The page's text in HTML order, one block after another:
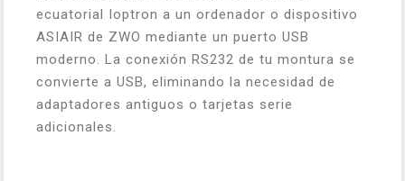
ecuatorial Ioptron a un ordenador o dispositivo
ASIAIR de ZWO mediante un puerto USB
moderno. La conexión RS232 de tu montura se
convierte a USB, eliminando la necesidad de
adaptadores antiguos o tarjetas serie
adicionales.